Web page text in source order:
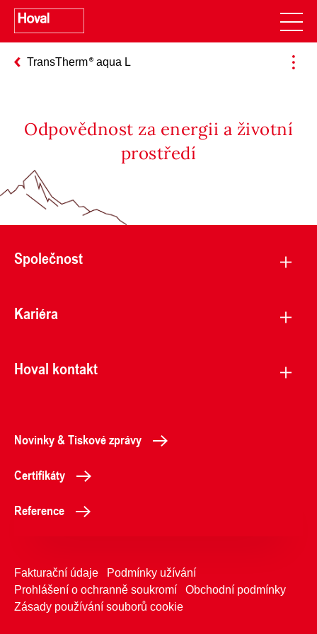
TransTherm aqua L
Odpovědnost za energii a životní
prostředí
Společnost
Kariéra
Hoval kontakt
Novinky & Tiskové zprávy
Certifikáty
Reference
Fakturační údaje
Podmínky užívání
Prohlášení o ochranně soukromí
Obchodní podmínky
Zásady používání souborů cookie